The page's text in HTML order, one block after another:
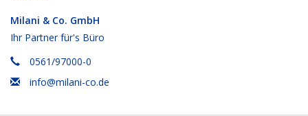
Milani & Co. GmbH
Ihr Partner für's Büro
0561/97000-0
info@milani-co.de